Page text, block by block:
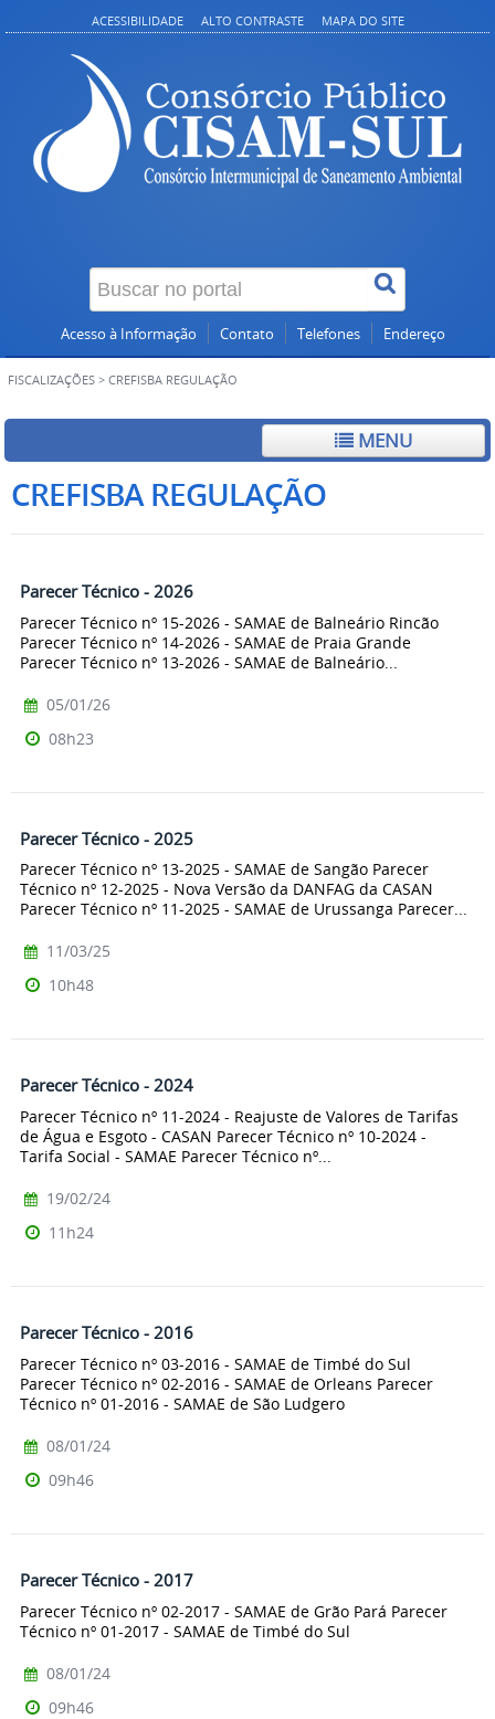
ACESSIBILIDADE ALTO CONTRASTE MAPA DO SITE
Acesso à Informação Contato Telefones Endereço
FISCALIZAÇÕES > CREFISBA REGULAÇÃO
MENU
CREFISBA REGULAÇÃO
Parecer Técnico - 2026
Parecer Técnico nº 15-2026 - SAMAE de Balneário Rincão
Parecer Técnico nº 14-2026 - SAMAE de Praia Grande
Parecer Técnico nº 13-2026 - SAMAE de Balneário...
05/01/26
08h23
Parecer Técnico - 2025
Parecer Técnico nº 13-2025 - SAMAE de Sangão Parecer
Técnico nº 12-2025 - Nova Versão da DANFAG da CASAN
Parecer Técnico nº 11-2025 - SAMAE de Urussanga Parecer...
11/03/25
10h48
Parecer Técnico - 2024
Parecer Técnico nº 11-2024 - Reajuste de Valores de Tarifas
de Água e Esgoto - CASAN Parecer Técnico nº 10-2024 -
Tarifa Social - SAMAE Parecer Técnico nº...
19/02/24
11h24
Parecer Técnico - 2016
Parecer Técnico nº 03-2016 - SAMAE de Timbé do Sul
Parecer Técnico nº 02-2016 - SAMAE de Orleans Parecer
Técnico nº 01-2016 - SAMAE de São Ludgero
08/01/24
09h46
Parecer Técnico - 2017
Parecer Técnico nº 02-2017 - SAMAE de Grão Pará Parecer
Técnico nº 01-2017 - SAMAE de Timbé do Sul
08/01/24
09h46